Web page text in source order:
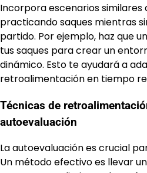
Incorpora escenarios similares
practicando saques mientras
partido. Por ejemplo, haz que
tus saques para crear un
dinámico. Esto te ayudará a
retroalimentación en tiempo
Técnicas de
autoevaluación
La autoevaluación es crucial
Un método efectivo es llevar